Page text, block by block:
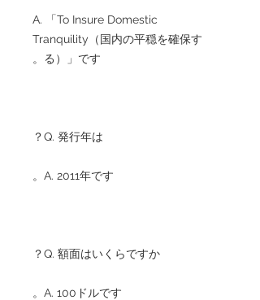
A. 「To Insure Domestic
Tranquility（国内の平穏を確保す
る）」です。
Q. 発行年は？
A. 2011年です。
Q. 額面はいくらですか？
A. 100ドルです。